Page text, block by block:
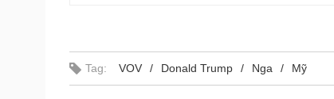
Tag: VOV Donald Trump Nga Mỹ